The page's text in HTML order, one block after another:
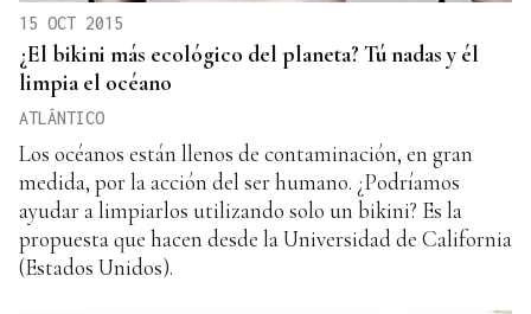
15 OCT 2015
¿El bikini más ecológico del planeta? Tú nadas y él
limpia el océano
ATLÁNTICO
Los océanos están llenos de contaminación, en gran
medida, por la acción del ser humano. ¿Podríamos
ayudar a limpiarlos utilizando solo un bikini? Es la
propuesta que hacen desde la Universidad de California
(Estados Unidos).